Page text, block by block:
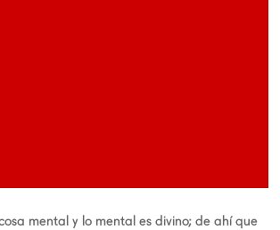
mental y lo mental es divino; de ahí que